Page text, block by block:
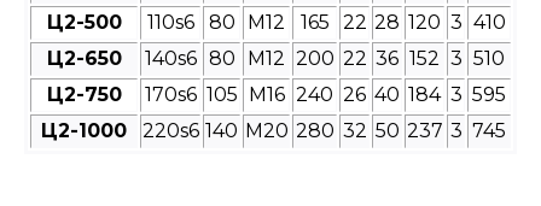
Ц2-500
110s6 80 М12 165 22 28 120 3 410
Ц2-650
140s6 80 М12 200 22 36 152 3 510
Ц2-750
170s6 105 М16 240 26 40 184 3 595
Ц2-1000
220s6 140 М20 280 32 50 237 3 745